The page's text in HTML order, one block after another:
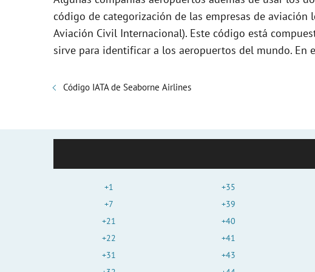
e
código de categorización de las empresas de aviación
Aviación Civil Internacional). Este código está
sirve para identificar a los aeropuertos del mundo. En
Código IATA de Seaborne Airlines
+1
+7
+21
+22
+31
+35
+39
+40
+41
+43